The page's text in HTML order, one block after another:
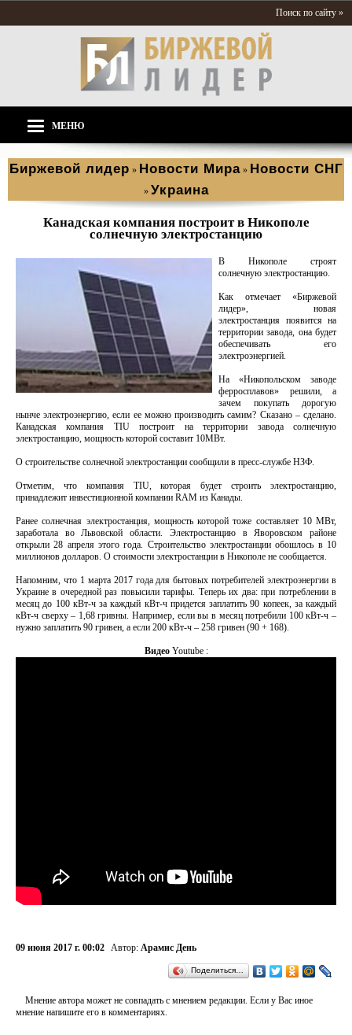
Поиск по сайту »
МЕНЮ
Биржевой лидер » Новости Мира » Новости СНГ
» Украина
Канадская компания построит в Никополе
солнечную электростанцию
В Никополе строят
солнечную электростанцию.
Как отмечает «Биржевой
лидер», новая
электростанция появится на
территории завода, она будет
обеспечивать его
электроэнергией.
На «Никопольском заводе
ферросплавов» решили, а
зачем покупать дорогую
нынче электроэнергию, если ее можно производить самим? Сказано – сделано.
Канадская компания TIU построит на территории завода солнечную
электростанцию, мощность которой составит 10МВт.
О строительстве солнечной электростанции сообщили в пресс-службе НЗФ.
Отметим, что компания TIU, которая будет строить электростанцию,
принадлежит инвестиционной компании RAM из Канады.
Ранее солнечная электростанция, мощность которой тоже составляет 10 МВт,
заработала во Львовской области. Электростанцию в Яворовском районе
открыли 28 апреля этого года. Строительство электростанции обошлось в 10
миллионов долларов. О стоимости электростанции в Никополе не сообщается.
Напомним, что 1 марта 2017 года для бытовых потребителей электроэнергии в
Украине в очередной раз повысили тарифы. Теперь их два: при потреблении в
месяц до 100 кВт-ч за каждый кВт-ч придется заплатить 90 копеек, за каждый
кВт-ч сверху – 1,68 гривны. Например, если вы в месяц потребили 100 кВт-ч –
нужно заплатить 90 гривен, а если 200 кВт-ч – 258 гривен (90 + 168).
ВидеоYoutube :
09 июня 2017 г. 00:02 Автор: Арамис День
Поделиться…
Мнение автора может не совпадать с мнением редакции. Если у Вас иное
мнение напишите его в комментариях.